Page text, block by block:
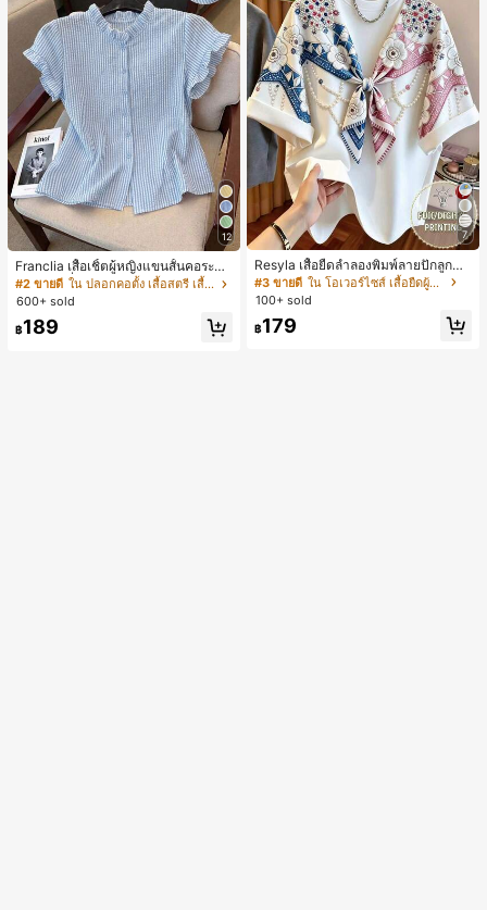
12
Franclia เสื้อเชิ้ตผู้หญิงแขนสั้นคอระบา
ยกระดุมเดี่ยวลายทาง
#2 ขายดี
ใน ปลอกคอตั้ง เสื้อสตรี เสื้อเบลาส์ & Tee
600+ sold
฿189
7
Resyla เสื้อยืดลำลองพิมพ์ลายปักลูกปัด
รูปโบว์ขนาดใหญ่สำหรับผู้หญิง
#3 ขายดี
ใน โอเวอร์ไซส์ เสื้อยืดผู้หญิง
100+ sold
฿179